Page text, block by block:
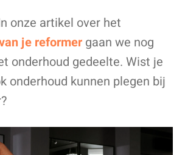
onze artikel over het
je reformer gaan we nog
onderhoud gedeelte. Wist je
onderhoud kunnen plegen bij